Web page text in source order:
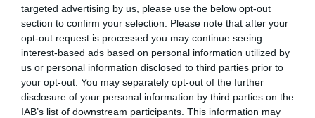
targeted advertising by us, please use the below opt-out
section to confirm your selection. Please note that after your
opt-out request is processed you may continue seeing
interest-based ads based on personal information utilized by
us or personal information disclosed to third parties prior to
your opt-out. You may separately opt-out of the further
disclosure of your personal information by third parties on the
IAB’s list of downstream participants. This information may
9 h 49 min